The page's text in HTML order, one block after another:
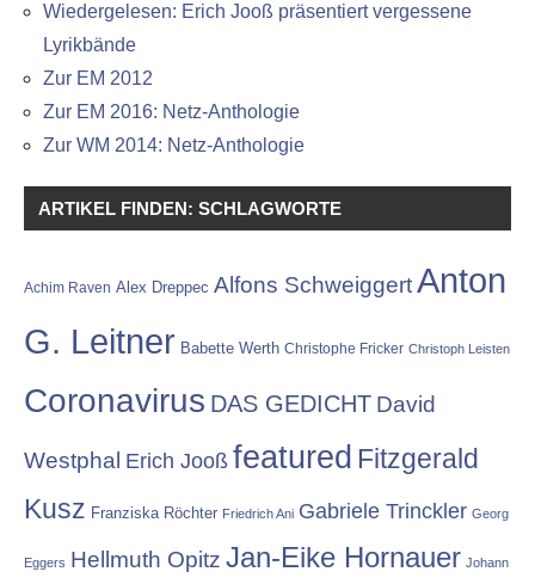
Wiedergelesen: Erich Jooß präsentiert vergessene
Lyrikbände
Zur EM 2012
Zur EM 2016: Netz-Anthologie
Zur WM 2014: Netz-Anthologie
ARTIKEL FINDEN: SCHLAGWORTE
Achim Raven Alex Dreppec Alfons SchweiggertAnton
G. Leitner Babette Werth Christophe Fricker Christoph Leisten
Coronavirus DAS GEDICHT David
Westphal Erich Jooß featured Fitzgerald
Kusz Franziska Röchter Friedrich Ani Gabriele Trinckler Georg
Eggers Hellmuth Opitz Jan-Eike Hornauer Johann